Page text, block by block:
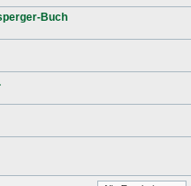
Buch